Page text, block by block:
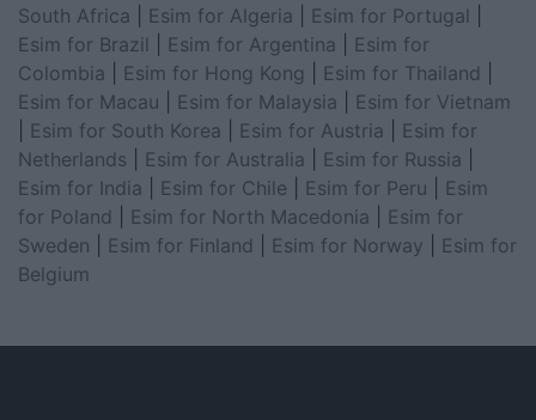
South Africa
Esim for Algeria Esim for Portugal
Esim for Brazil
Esim for Argentina
Esim for
Colombia
Esim for Hong Kong Esim for Thailand
Esim for Macau
Esim for Malaysia
Esim for Vietnam
Esim for South Korea Esim for Austria
Esim for
Netherlands
Esim for Australia Esim for Russia
Esim for India
Esim for Chile Esim for Peru
Esim
for Poland
Esim for North Macedonia
Esim for
Sweden
Esim for Finland Esim for Norway
Esim for
Belgium